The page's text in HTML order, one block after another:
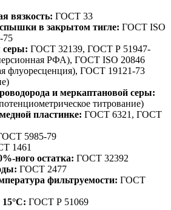
вязкость: ГОСТ 33
в закрытом тигле: ГОСТ ISO
75
серы: ГОСТ 32139, ГОСТ Р 51947-
РФА), ГОСТ ISO 20846
флуоресценция), ГОСТ 19121-73
и меркаптановой серы:
титрование)
пластинке: ГОСТ 6321, ГОСТ
5985-79
1461
ного остатка: ГОСТ 32392
ГОСТ 2477
фильтруемости: ГОСТ
15°С: ГОСТ Р 51069